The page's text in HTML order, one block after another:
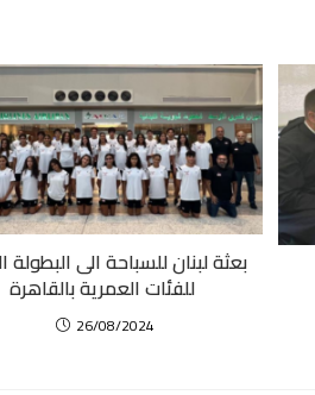
بعثة لبنان للسباحة الى البطولة
للفئات العمرية بالقاهرة
26/08/2024